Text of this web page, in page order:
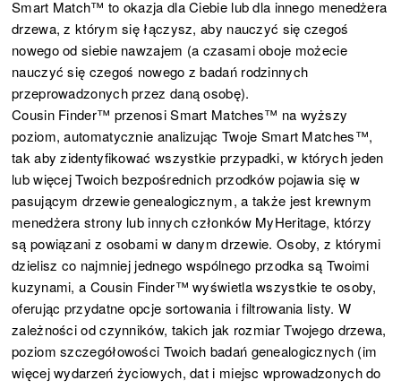
Smart Match™ to okazja dla Ciebie lub dla innego menedżera
drzewa, z którym się łączysz, aby nauczyć się czegoś
nowego od siebie nawzajem (a czasami oboje możecie
nauczyć się czegoś nowego z badań rodzinnych
przeprowadzonych przez daną osobę).
Cousin Finder™ przenosi Smart Matches™ na wyższy
poziom, automatycznie analizując Twoje Smart Matches™,
tak aby zidentyfikować wszystkie przypadki, w których jeden
lub więcej Twoich bezpośrednich przodków pojawia się w
pasującym drzewie genealogicznym, a także jest krewnym
menedżera strony lub innych członków MyHeritage, którzy
są powiązani z osobami w danym drzewie. Osoby, z którymi
dzielisz co najmniej jednego wspólnego przodka są Twoimi
kuzynami, a Cousin Finder™ wyświetla wszystkie te osoby,
oferując przydatne opcje sortowania i filtrowania listy. W
zależności od czynników, takich jak rozmiar Twojego drzewa,
poziom szczegółowości Twoich badań genealogicznych (im
więcej wydarzeń życiowych, dat i miejsc wprowadzonych do